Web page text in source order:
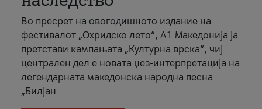
Во пресрет на овогодишното издание на
фестивалот „Охридско лето“, А1 Македонија ја
претстави кампањата „Културна врска“, чиј
централен дел е новата џез-интерпретација на
легендарната македонска народна песна
„Билјан